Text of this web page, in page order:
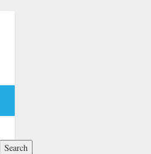
Search